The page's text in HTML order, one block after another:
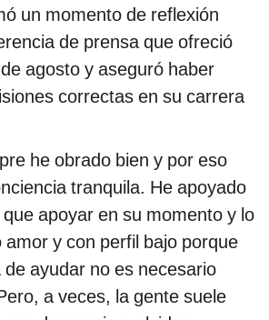
un momento de reflexión
de prensa que ofreció
agosto y aseguró haber
correctas en su carrera
he obrado bien y por eso
tranquila. He apoyado
apoyar en su momento y lo
amor y con perfil bajo porque
ayudar no es necesario
a veces, la gente suele